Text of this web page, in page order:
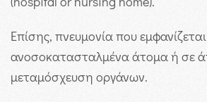
Επίσης, πνευμονία που
ανοσοκατασταλμένα άτομα ή σε
μεταμόσχευση οργάνων.